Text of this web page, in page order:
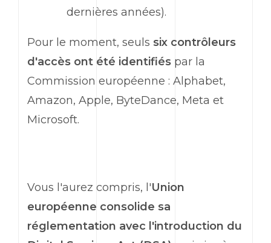
dernières années).
Pour le moment, seuls six contrôleurs
d'accès ont été identifiés par la
Commission européenne : Alphabet,
Amazon, Apple, ByteDance, Meta et
Microsoft.
Vous l'aurez compris, l'Union
européenne consolide sa
réglementation avec l'introduction du